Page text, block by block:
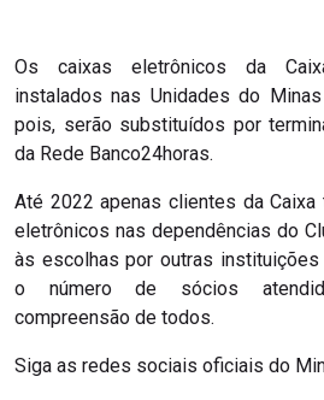
Os caixas eletrônicos da
instalados nas Unidades do
pois, serão substituídos por
da Rede Banco24horas.
Até 2022 apenas clientes da
eletrônicos nas dependências do
às escolhas por outras instituições
o número de sócios
compreensão de todos.
Siga as redes sociais oficiais do